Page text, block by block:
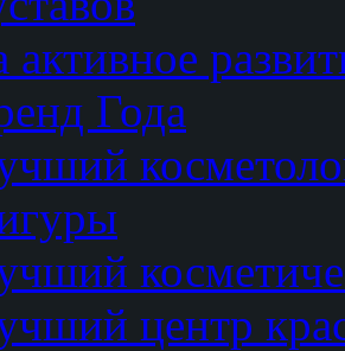
активное
Года
центр